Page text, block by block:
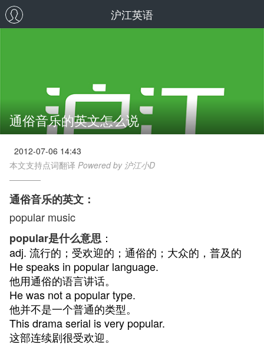
沪江英语
通俗音乐的英文怎么说
2012-07-06 14:43
本文支持点词翻译 Powered by 沪江小D
通俗音乐的英文：
popular music
popular是什么意思 ：
adj. 流行的；受欢迎的；通俗的；大众的，普及的
He speaks in popular language.
他用通俗的语言讲话。
He was not a popular type.
他并不是一个普通的类型。
This drama serial is very popular.
这部连续剧很受欢迎。